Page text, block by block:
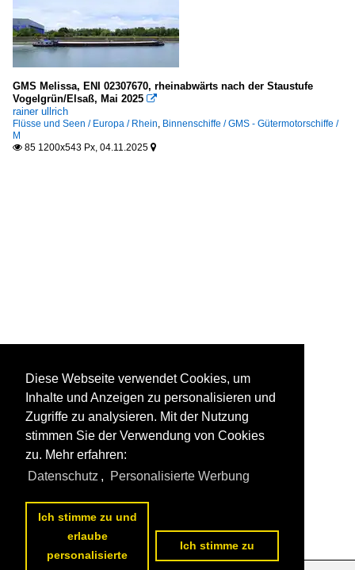
GMS Melissa, ENI 02307670, rheinabwärts nach der Staustufe
Vogelgrün/Elsaß, Mai 2025 
rainer ullrich
Flüsse und Seen / Europa / Rhein, Binnenschiffe / GMS - Gütermotorschiffe /
M
 85 1200x543 Px, 04.11.2025 
Diese Webseite verwendet Cookies, um
Inhalte und Anzeigen zu personalisieren und
Zugriffe zu analysieren. Mit der Nutzung
stimmen Sie der Verwendung von Cookies
zu. Mehr erfahren:
Datenschutz , Personalisierte Werbung
Ich stimme zu und
erlaube
personalisierte
Ich stimme zu